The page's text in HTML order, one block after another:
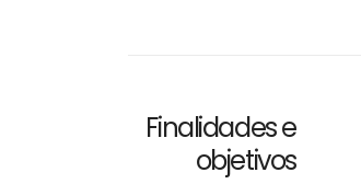
Finalidades e
objetivos